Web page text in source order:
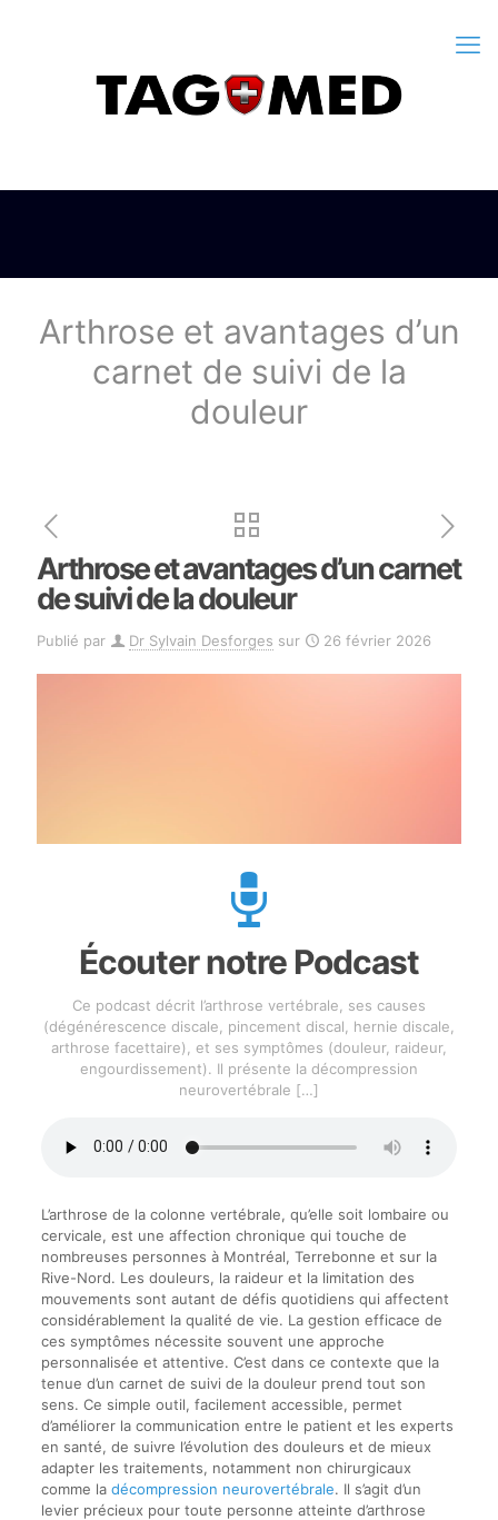
Arthrose et avantages d’un
carnet de suivi de la
douleur
Arthrose et avantages d’un carnet
de suivi de la douleur
Publié par Dr Sylvain Desforges sur 26 février 2026
Écouter notre Podcast
Ce podcast décrit l’arthrose vertébrale, ses causes
(dégénérescence discale, pincement discal, hernie discale,
arthrose facettaire), et ses symptômes (douleur, raideur,
engourdissement). Il présente la décompression
neurovertébrale […]
L’arthrose de la colonne vertébrale, qu’elle soit lombaire ou
cervicale, est une affection chronique qui touche de
nombreuses personnes à Montréal, Terrebonne et sur la
Rive-Nord. Les douleurs, la raideur et la limitation des
mouvements sont autant de défis quotidiens qui affectent
considérablement la qualité de vie. La gestion efficace de
ces symptômes nécessite souvent une approche
personnalisée et attentive. C’est dans ce contexte que la
tenue d’un carnet de suivi de la douleur prend tout son
sens. Ce simple outil, facilement accessible, permet
d’améliorer la communication entre le patient et les experts
en santé, de suivre l’évolution des douleurs et de mieux
adapter les traitements, notamment non chirurgicaux
comme la décompression neurovertébrale. Il s’agit d’un
levier précieux pour toute personne atteinte d’arthrose